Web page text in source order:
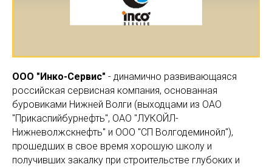
ООО "Инко-Сервис" - динамично развивающаяся
российская сервисная компания, основанная
буровиками Нижней Волги (выходцами из ОАО
"Прикаспийбурнефть", ОАО "ЛУКОЙЛ-
Нижневолжскнефть" и ООО "СП Волгодеминойл"),
прошедших в свое время хорошую школу и
получивших закалку при строительстве глубоких и